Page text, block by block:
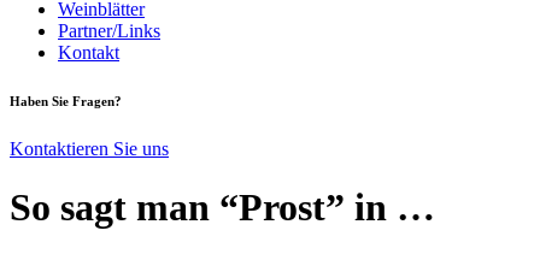
Weinblätter
Partner/Links
Kontakt
Haben Sie Fragen?
Kontaktieren Sie uns
So sagt man “Prost” in …